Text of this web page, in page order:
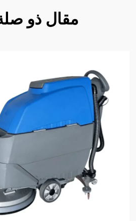
مقال ذو